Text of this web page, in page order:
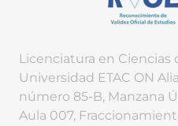
Licenciatura en Ciencias
Universidad ETAC ON
número 85-B, Manzana
Aula 007,